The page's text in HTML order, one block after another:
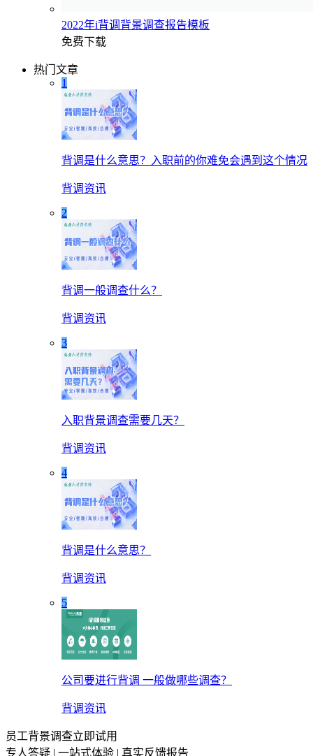
2022年i背调背景调查报告模板
免费下载
热门文章
1
背调是什么意思？入职前的你难免会遇到这个情况
背调资讯
2
背调一般调查什么？
背调资讯
3
入职背景调查需要几天？
背调资讯
4
背调是什么意思？
背调资讯
5
公司要进行背调 一般做哪些调查？
背调资讯
员工背景调查立即试用
专人答疑 | 一站式体验 | 真实反馈报告